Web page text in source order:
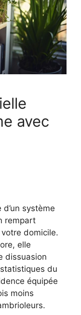
avec
système
rempart
domicile.
elle
dissuasion
du
équipée
moins